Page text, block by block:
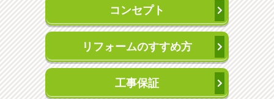
コンセプト
リフォームのすすめ方
工事保証